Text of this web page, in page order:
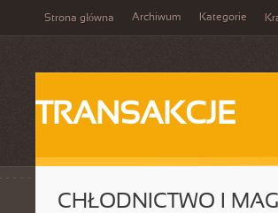
Strona główna Archiwum Kategorie
TRANSAKCJE
CHŁODNICTWO I